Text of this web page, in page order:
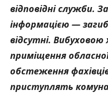
відповідні служби.
інформацією —
відсутні.
приміщення
обстеження
приступлять